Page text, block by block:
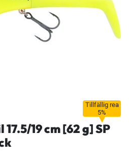
Tillfällig rea
5%
19 cm [62 g] SP